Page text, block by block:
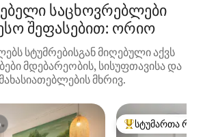
საცხოვრებლები
შეფასებით: ორიო
სტუმრებისგან მიღებული აქვს
მდებარეობის, სისუფთავისა და
მხრივ.
სტუმართა
სტუმართა